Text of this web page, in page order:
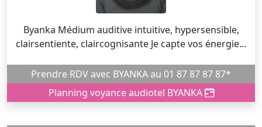
Byanka Médium auditive intuitive, hypersensible,
clairsentiente, claircognisante Je capte vos énergie...
Prendre RDV avec BYANKA au 01 87 87 87 87*
Planning voyance audiotel BYANKA